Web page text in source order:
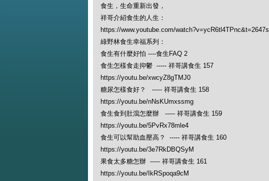
食生，生命重新出發，
祥哥介紹食生的人生：
https://www.youtube.com/watch?v=ycR6tl4TPnc&t=2647s
綠野林食生幸福系列：
食生有什麼好怕 ----食生FAQ 2
食生怎樣食走抑鬱 ----- 祥哥講食生 157
https://youtu.be/xwcyZ8gTMJ0
糖尿怎樣食好？ ----- 祥哥講食生 158
https://youtu.be/nNsKUmxssmg
食生食到肚瀉怎麼辦 ----- 祥哥講食生 159
https://youtu.be/5PvRx78mle4
食生可以幫助血壓高？ ----- 祥哥講食生 160
https://youtu.be/3e7RkDBQSyM
果食太多糖怎辦 ----- 祥哥講食生 161
https://youtu.be/IkRSpoqa9cM